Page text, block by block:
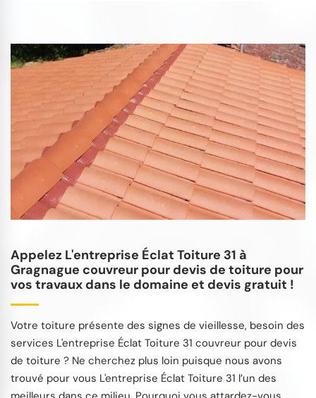
Appelez L'entreprise Éclat Toiture 31 à
Gragnague couvreur pour devis de toiture pour
vos travaux dans le domaine et devis gratuit !
Votre toiture présente des signes de vieillesse, besoin des
services L'entreprise Éclat Toiture 31 couvreur pour devis
de toiture ? Ne cherchez plus loin puisque nous avons
trouvé pour vous L'entreprise Éclat Toiture 31 l’un des